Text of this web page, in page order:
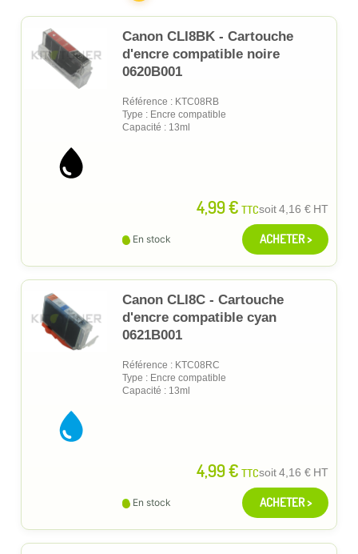
Canon CLI8BK - Cartouche
d'encre compatible noire
0620B001
Référence : KTC08RB
Type : Encre compatible
Capacité : 13ml
4,99 € TTCsoit4,16 € HT
En stock ACHETER >
Canon CLI8C - Cartouche
d'encre compatible cyan
0621B001
Référence : KTC08RC
Type : Encre compatible
Capacité : 13ml
4,99 € TTCsoit4,16 € HT
En stock ACHETER >